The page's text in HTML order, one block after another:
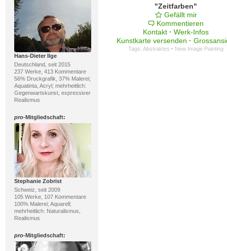
Hans-Dieter Ilge
Deutschland, seit 2015
237 Werke, 413 Kommentare
56% Druckgrafik, 37% Malerei;
Aquatinta, Acryl; mehrheitlich:
Gegenwartskunst, expressiver
Realismus
pro-Mitgliedschaft:
Stephanie Zobrist
Schweiz, seit 2009
105 Werke, 107 Kommentare
100% Malerei; Aquarell;
mehrheitlich: Naturalismus,
Realismus
pro-Mitgliedschaft:
"Zeitfarben"
Gefällt mir
Kommentieren
Kontakt · Werk-Infos
Kunstkarte versenden ·
Tags:Abstraktes · New Image Painting